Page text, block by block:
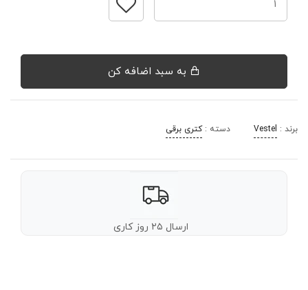
برند : Vestel دسته :کتری برقی
ارسال ۲۵ روز کاری